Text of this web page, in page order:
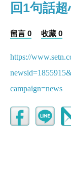
回1句話
留言 0 收藏 0
https://
campaign=news